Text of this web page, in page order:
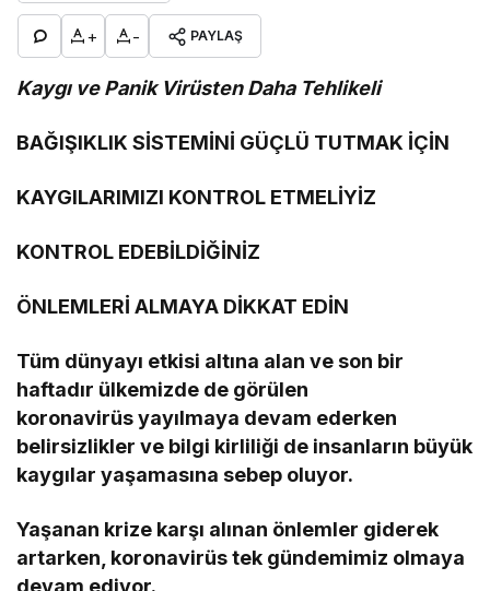
+ - PAYLAŞ
Kaygı ve Panik Virüsten Daha Tehlikeli
BAĞIŞIKLIK SİSTEMİNİ GÜÇLÜ TUTMAK İÇİN
KAYGILARIMIZI KONTROL ETMELİYİZ
KONTROL EDEBİLDİĞİNİZ
ÖNLEMLERİ ALMAYA DİKKAT EDİN
Tüm dünyayı etkisi altına alan ve son bir
haftadır ülkemizde de görülen
koronavirüsyayılmaya devam ederken
belirsizlikler ve bilgi kirliliği de insanların büyük
kaygılar yaşamasına sebep oluyor.
Yaşanan krize karşı alınan önlemler giderek
artarken, koronavirüs tek gündemimiz olmaya
devam ediyor.